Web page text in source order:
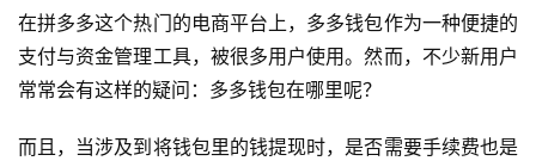
在拼多多这个热门的电商平台上，多多钱包作为一种便捷的
支付与资金管理工具，被很多用户使用。然而，不少新用户
常常会有这样的疑问：多多钱包在哪里呢？
而且，当涉及到将钱包里的钱提现时，是否需要手续费也是